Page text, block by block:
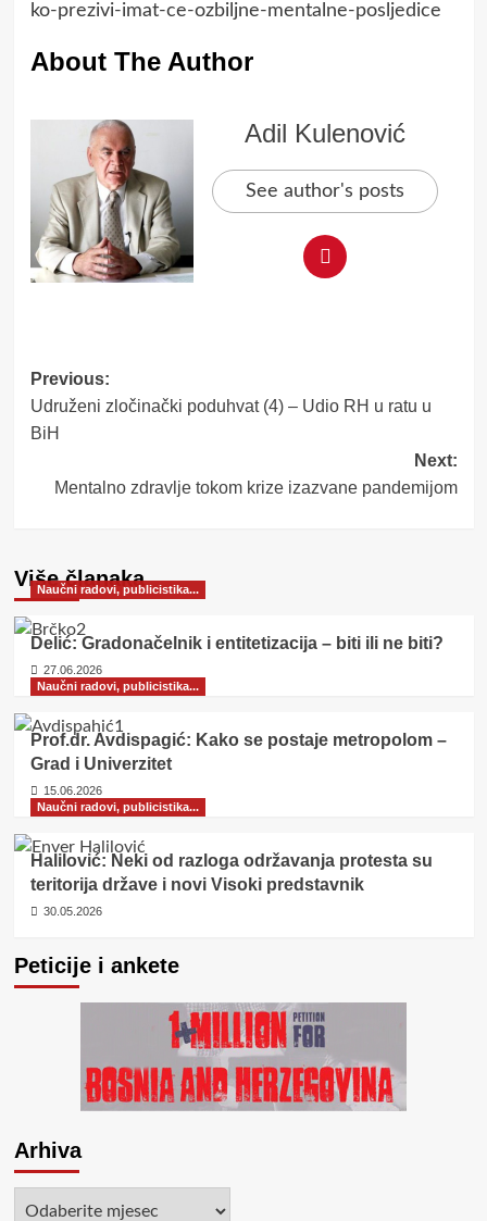
ko-prezivi-imat-ce-ozbiljne-mentalne-posljedice
About The Author
Adil Kulenović
See author's posts
Post
navigation
Previous:
Udruženi zločinački poduhvat (4) – Udio RH u ratu u
BiH
Next:
Mentalno zdravlje tokom krize izazvane pandemijom
Više članaka
Naučni radovi, publicistika...
Delić: Gradonačelnik i entitetizacija – biti ili ne biti?
27.06.2026
Naučni radovi, publicistika...
Prof.dr. Avdispagić: Kako se postaje metropolom –
Grad i Univerzitet
15.06.2026
Naučni radovi, publicistika...
Halilović: Neki od razloga održavanja protesta su
teritorija države i novi Visoki predstavnik
30.05.2026
Peticije i ankete
Arhiva